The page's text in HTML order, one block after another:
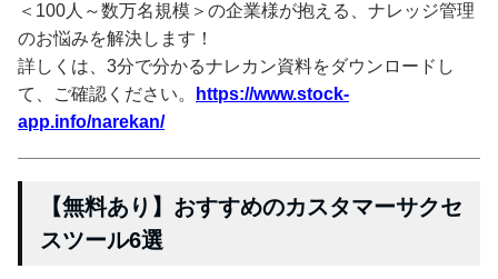
＜100人～数万名規模＞の企業様が抱える、ナレッジ管理
のお悩みを解決します！
詳しくは、3分で分かるナレカン資料をダウンロードし
て、ご確認ください。
https://www.stock-
app.info/narekan/
【無料あり】おすすめのカスタマーサクセ
スツール6選